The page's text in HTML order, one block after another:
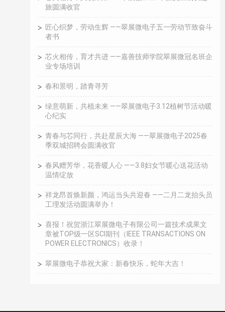
旅圆满收官
匠心织梦，劳动生辉 ——翠展微电子五一劳动节致奋斗
者书
芯火相传，育才共进 ——嘉善技师学院翠展微冠名班企
业专场培训
春和景明，踏青寻芳
绿意萌新，共植未来 ——翠展微电子3.12植树节活动暖
心纪实
青春与芯同行，共赴星辰大海 ——翠展微电子2025春
季双城招聘会圆满收官
春风赠芳华，花香暖人心 ——3.8妇女节暖心送花活动
温情绽放
祥龙昂首焕新颜，鸿运当头共迎春 ——二月二龙抬头员
工理发活动圆满举办！
喜报！祝贺浙江翠展微电子有限公司一篇技术成果文
章被TOP级一区SCI期刊（IEEE TRANSACTIONS ON
POWER ELECTRONICS）收录！
翠展微电子恭祝大家：新春快乐，蛇年大吉！